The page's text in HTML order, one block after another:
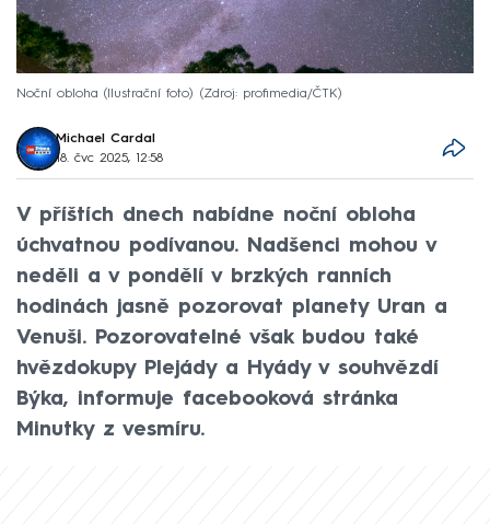
Noční obloha (Ilustrační foto) Zdroj: profimedia/ČTK
Michael Cardal
18. čvc 2025, 12:58
V příštích dnech nabídne noční obloha
úchvatnou podívanou. Nadšenci mohou v
neděli a v pondělí v brzkých ranních
hodinách jasně pozorovat planety Uran a
Venuši. Pozorovatelné však budou také
hvězdokupy Plejády a Hyády v souhvězdí
Býka, informuje facebooková stránka
Minutky z vesmíru.